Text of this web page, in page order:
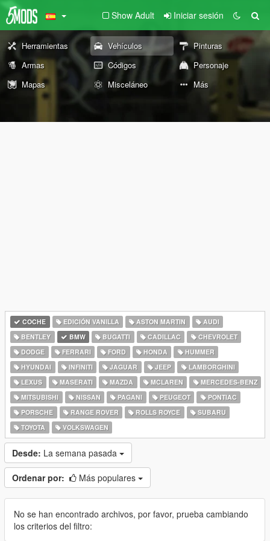
Show Adult Iniciar sesión
Herramientas Vehículos
Pinturas
Armas
Códigos
Personaje
Mapas
Misceláneo Más
COCHE EDICIÓN VANILLA ASTON MARTIN
AUDI
BENTLEY
BMW BUGATTI CADILLAC
CHEVROLET
DODGE
FERRARI FORD HONDA
HUMMER
HYUNDAI
INFINITI JAGUAR JEEP
LAMBORGHINI
LEXUS
MASERATI MAZDA MCLAREN
MERCEDES-BENZ
MITSUBISHI
NISSAN PAGANI PEUGEOT
PONTIAC
PORSCHE
RANGE ROVER ROLLS ROYCE
SUBARU
TOYOTA
VOLKSWAGEN
Desde: La semana pasada
Ordenar por: Más populares
No se han encontrado archivos, por favor, prueba cambiando
los criterios del filtro: